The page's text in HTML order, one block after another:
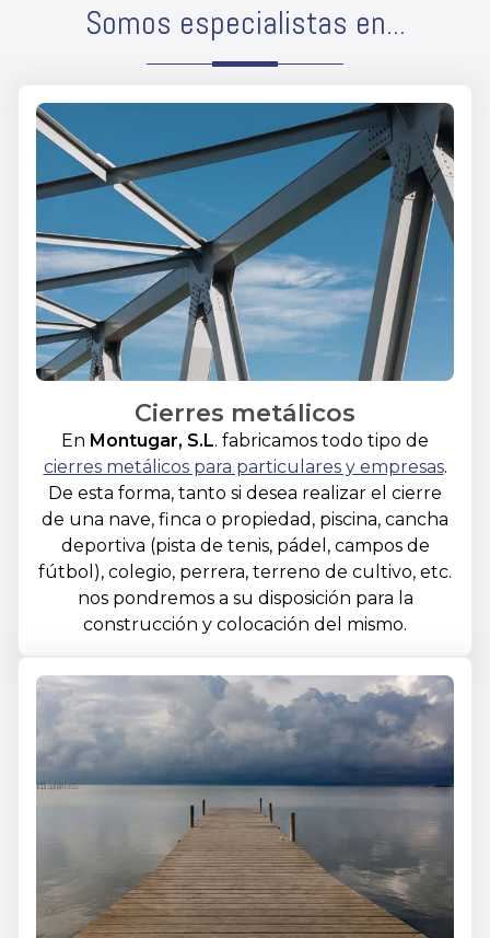
Somos especialistas en...
Cierres metálicos
En Montugar, S.L. fabricamos todo tipo de
cierres metálicos para particulares y empresas.
De esta forma, tanto si desea realizar el cierre
de una nave, finca o propiedad, piscina, cancha
deportiva (pista de tenis, pádel, campos de
fútbol), colegio, perrera, terreno de cultivo, etc.
nos pondremos a su disposición para la
construcción y colocación del mismo.